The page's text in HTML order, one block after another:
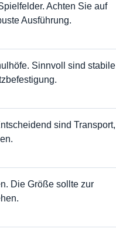
Achten Sie auf
Ausführung.
Sinnvoll sind stabile
sind Transport,
Die Größe sollte zur